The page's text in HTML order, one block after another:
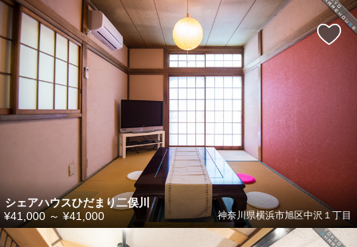
シェアハウスひだまり二俣川
神奈川県横浜市旭区中沢１丁目
¥41,000 ～ ¥41,000